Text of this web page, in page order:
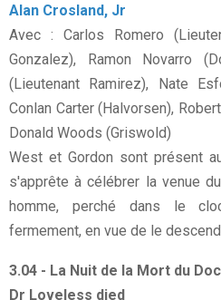
Alan Crosland, Jr
Avec : Carlos Romero
Gonzalez), Ramon Novarro
(Lieutenant Ramirez), Nate
Conlan Carter (Halvorsen),
Donald Woods (Griswold)
West et Gordon sont présent
s'apprête à célébrer la venue
homme, perché dans le
fermement, en vue de le
3.04 - La Nuit de la Mort du
Dr Loveless died